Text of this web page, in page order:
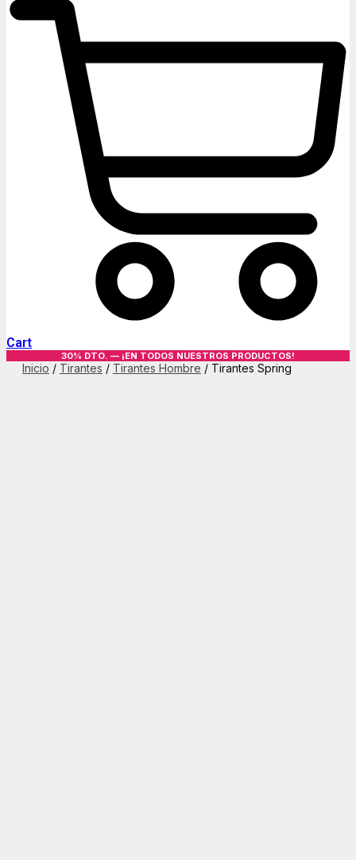
Cart
30% DTO. — ¡EN TODOS NUESTROS PRODUCTOS!
Inicio / Tirantes / Tirantes Hombre / Tirantes Spring